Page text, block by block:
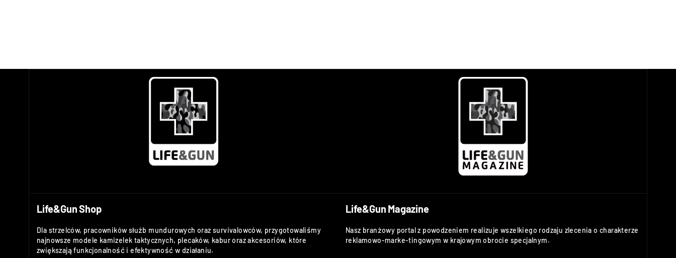
Life&Gun Shop
Dla strzelców, pracowników służb mundurowych oraz survivalowców, przygotowaliśmy
najnowsze modele kamizelek taktycznych, plecaków, kabur oraz akcesoriów, które
zwiększają funkcjonalność i efektywność w działaniu.
Life&Gun Magazine
Nasz branżowy portal z powodzeniem realizuje wszelkiego rodzaju zlecenia o charakterze
reklamowo-marke-tingowym w krajowym obrocie specjalnym.